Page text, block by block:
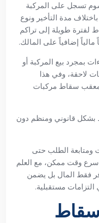
تسجل على المركبة
مدة التأخير ونوع
لفترة طويلة إلى تراكم
إضافياً على المالك.
بمجرد بيع المركبة أو
لاحقة، وفي هذا
معقب سقاط مركبات
بشكل قانوني ومنظم دون
ومتابعة الطلب حتى
وقت ممكن، مع العلم
فقط المال بل يضمن
التزامات مستقبلية.